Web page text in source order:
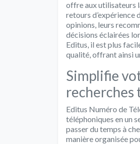
offre aux utilisateurs
retours
opinions, leurs
décisions éclairées
Editus, il est plus
qualité, offrant ainsi
Simplifie
recherches
Editus Numéro de
téléphoniques en un
passer du temps à
manière organisée